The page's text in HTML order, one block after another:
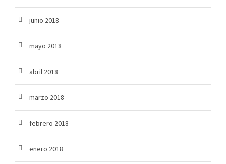
junio 2018
mayo 2018
abril 2018
marzo 2018
febrero 2018
enero 2018